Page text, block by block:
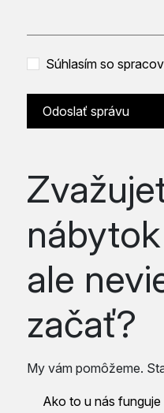
Súhlasím so
Odoslať správu
ale
začať?
My vám pomôžeme.
Ako to u nás funguje